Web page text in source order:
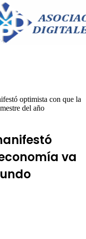
optimista con que la
del año
va